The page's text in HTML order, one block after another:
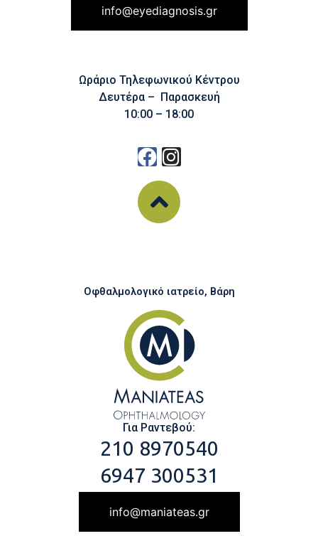
info@eyediagnosis.gr
Ωράριο Τηλεφωνικού Κέντρου
Δευτέρα – Παρασκευή
10:00 – 18:00
Οφθαλμολογικό ιατρείο, Βάρη
Για Ραντεβού:
210 8970540
6947 300531
info@maniateas.gr